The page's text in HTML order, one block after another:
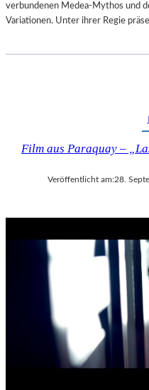
verbundenen Medea-Mythos und
Variationen. Unter ihrer Regie
Film aus Paraquay –
Veröffentlicht am:28.